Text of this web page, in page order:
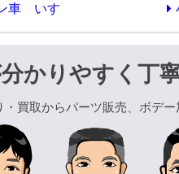
車 いすゞ
かりやすく丁
・買取からパーツ販売、ボデ